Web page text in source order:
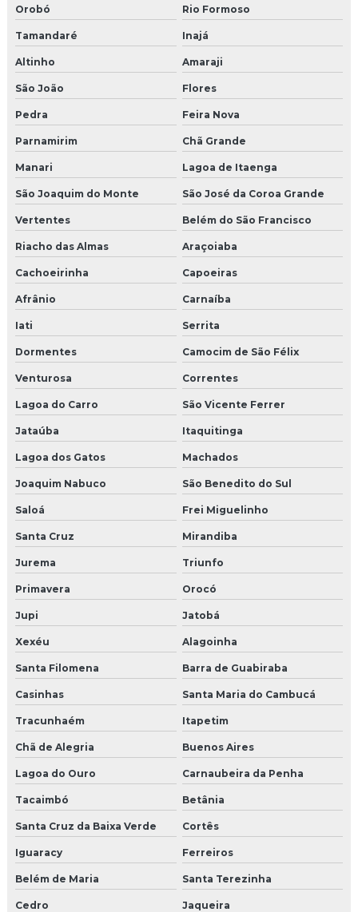
Orobó Rio Formoso
Tamandaré Inajá
Altinho Amaraji
São João Flores
Pedra Feira Nova
Parnamirim Chã Grande
Manari Lagoa de Itaenga
São Joaquim do Monte São José da Coroa Grande
Vertentes Belém do São Francisco
Riacho das Almas Araçoiaba
Cachoeirinha Capoeiras
Afrânio Carnaíba
Iati Serrita
Dormentes Camocim de São Félix
Venturosa Correntes
Lagoa do Carro São Vicente Ferrer
Jataúba Itaquitinga
Lagoa dos Gatos Machados
Joaquim Nabuco São Benedito do Sul
Saloá Frei Miguelinho
Santa Cruz Mirandiba
Jurema Triunfo
Primavera Orocó
Jupi Jatobá
Xexéu Alagoinha
Santa Filomena Barra de Guabiraba
Casinhas Santa Maria do Cambucá
Tracunhaém Itapetim
Chã de Alegria Buenos Aires
Lagoa do Ouro Carnaubeira da Penha
Tacaimbó Betânia
Santa Cruz da Baixa Verde Cortês
Iguaracy Ferreiros
Belém de Maria Santa Terezinha
Cedro Jaqueira